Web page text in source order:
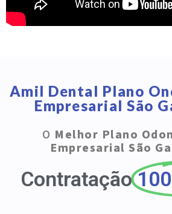
Amil Dental Plano
Empresarial São
O Melhor Plano
Empresarial São
Contratação